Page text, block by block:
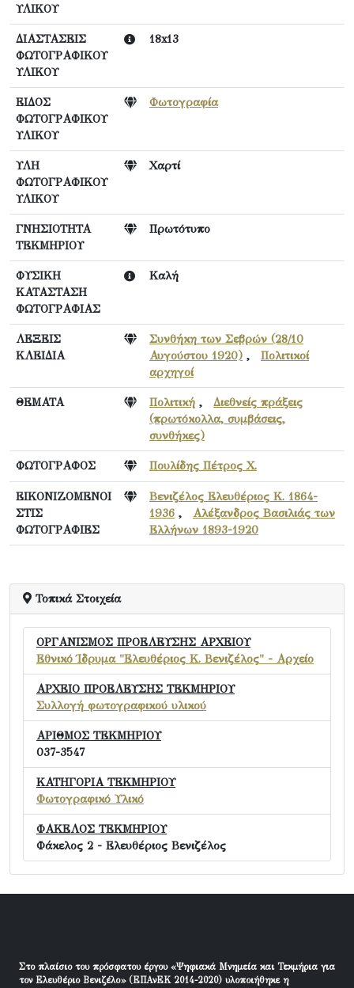
ΥΛΙΚΟΥ
ΔΙΑΣΤΑΣΕΙΣ
ΦΩΤΟΓΡΑΦΙΚΟΥ
ΥΛΙΚΟΥ
18x13
ΕΙΔΟΣ
ΦΩΤΟΓΡΑΦΙΚΟΥ
ΥΛΙΚΟΥ
Φωτογραφία
ΥΛΗ
ΦΩΤΟΓΡΑΦΙΚΟΥ
ΥΛΙΚΟΥ
Χαρτί
ΓΝΗΣΙΟΤΗΤΑ
ΤΕΚΜΗΡΙΟΥ
Πρωτότυπο
ΦΥΣΙΚΗ
ΚΑΤΑΣΤΑΣΗ
ΦΩΤΟΓΡΑΦΙΑΣ
Καλή
ΛΕΞΕΙΣ
ΚΛΕΙΔΙΑ
Συνθήκη των Σεβρών (28/10
Αυγούστου 1920) , Πολιτικοί
αρχηγοί
ΘΕΜΑΤΑ Πολιτική , Διεθνείς πράξεις
(πρωτόκολλα, συμβάσεις,
συνθήκες)
ΦΩΤΟΓΡΑΦΟΣ Πουλίδης Πέτρος Χ.
ΕΙΚΟΝΙΖΟΜΕΝΟΙ
ΣΤΙΣ
ΦΩΤΟΓΡΑΦΙΕΣ
Βενιζέλος Ελευθέριος Κ. 1864-
1936 , Αλέξανδρος Βασιλιάς των
Ελλήνων 1893-1920
Τοπικά Στοιχεία
ΟΡΓΑΝΙΣΜΟΣ ΠΡΟΕΛΕΥΣΗΣ ΑΡΧΕΙΟΥ
Εθνικό Ίδρυμα "Ελευθέριος Κ. Βενιζέλος" - Αρχείο
ΑΡΧΕΙΟ ΠΡΟΕΛΕΥΣΗΣ ΤΕΚΜΗΡΙΟΥ
Συλλογή φωτογραφικού υλικού
ΑΡΙΘΜΟΣ ΤΕΚΜΗΡΙΟΥ
037-3547
ΚΑΤΗΓΟΡΙΑ ΤΕΚΜΗΡΙΟΥ
Φωτογραφικό Υλικό
ΦΑΚΕΛΟΣ ΤΕΚΜΗΡΙΟΥ
Φάκελος 2 - Ελευθέριος Βενιζέλος
Στο πλαίσιο του πρόσφατου έργου «Ψηφιακά Μνημεία και Τεκμήρια για
τον Ελευθέριο Βενιζέλο» (ΕΠΑνΕΚ 2014-2020) υλοποιήθηκε η